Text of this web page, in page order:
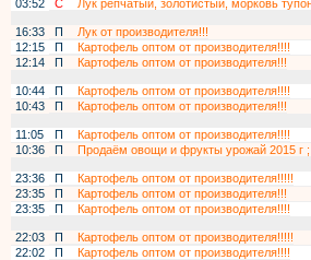
03:52
С
Лук репчатый, золотистый, морковь
16:33
П
Лук от производителя!!!
12:15
П
Картофель оптом от производителя!!!!
12:14
П
Картофель оптом от производителя!!!
10:44
П
Картофель оптом от производителя!!!!
10:43
П
Картофель оптом от производителя!!!
11:05
П
Картофель оптом от производителя!!!!
10:36
П Продаём овощи и фрукты урожай 2015 г ;
23:36
П
Картофель оптом от производителя!!!!!
23:35
П
Картофель оптом от производителя!!!
23:35
П
Картофель оптом от производителя!!!!
22:03
П
Картофель оптом от производителя!!!!!
22:02
П
Картофель оптом от производителя!!!!